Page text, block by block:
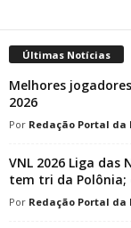
Últimas Notícias
Melhores
2026
Redação Portal da
VNL 2026 Liga das
tem tri da Polônia;
Redação Portal da